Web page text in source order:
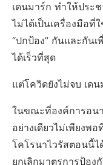
เดนมาร์ก ทำให้ประ
ไม่ได้เป็นเครื่องมือที่
“ปกป้อง” กันและกัน
ได้เร็วที่สุด
แต่โควิดยังไม่จบ เด
ในขณะที่องค์การอน
อย่างเดียวไม่เพียงพ
โคโรนาไวรัสตอนนี้ไ
ยกเลิกมาตรการป้อง